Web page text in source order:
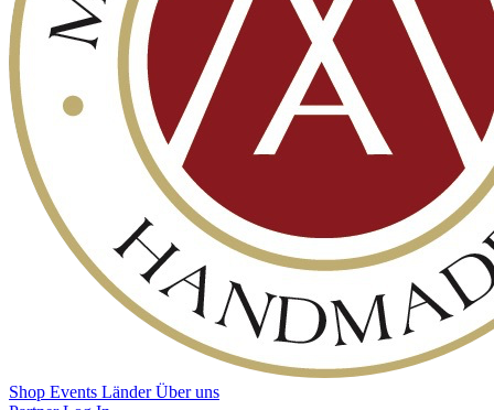
Shop Events LänderÜber uns